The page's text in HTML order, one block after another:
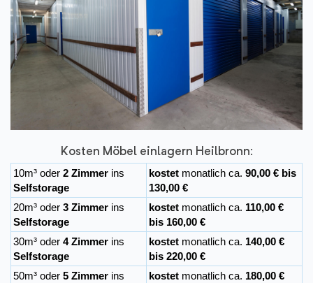
Kosten Möbel einlagern Heilbronn:
10m³ oder 2 Zimmer ins
Selfstorage
kostet monatlich ca. 90,00 € bis
130,00 €
20m³ oder 3 Zimmer ins
Selfstorage
kostet monatlich ca. 110,00 €
bis 160,00 €
30m³ oder 4 Zimmer ins
Selfstorage
kostet monatlich ca. 140,00 €
bis 220,00 €
50m³ oder 5 Zimmer ins
kostet monatlich ca. 180,00 €